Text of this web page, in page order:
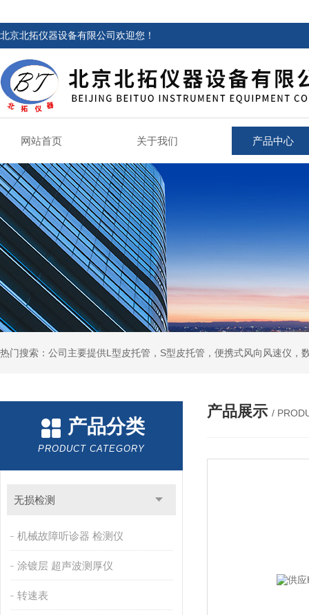
北京北拓仪器设备有限公司欢迎您！
网站首页 关于我们 产品中心
产品分类
PRODUCT CATEGORY
无损检测
机械故障听诊器 检测仪
涂镀层 超声波测厚仪
转速表
产品展示 /